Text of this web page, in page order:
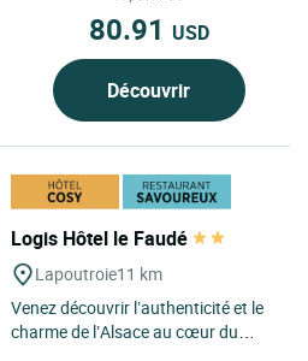
80.91 USD
Découvrir
Logis Hôtel le Faudé
Lapoutroie11 km
Venez découvrir l’authenticité et le
charme de l’Alsace au cœur du